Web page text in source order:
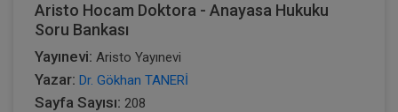
Aristo Hocam Doktora - Anayasa Hukuku
Soru Bankası
Yayınevi: Aristo Yayınevi
Yazar: Dr. Gökhan TANERİ
Sayfa Sayısı: 208